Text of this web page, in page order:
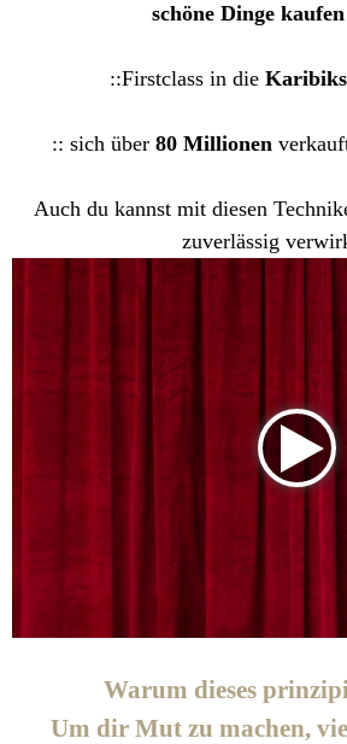
schöne Dinge kaufen
::Firstclass in die
:: sich über 80 Millionen
Auch du kannst mit diesen
zuverlässig
Warum dieses
Um dir Mut zu machen,